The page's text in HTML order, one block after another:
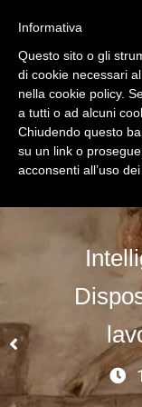
NEWS
NORMATIVA
SCHEMI
QUESITI
FORMAZIONE
Il
Il budget del
Le politiche
Le attività
rapporto di
NEWS
NORMATIVA
SCHEMI
QUESITI
FORMAZIONE
Il
Il budget del
Le politiche
Le attività
rapporto di
Informativa
Questo sito o gli
di cookie necessari
nella cookie policy.
a tutti o ad alcuni
Chiudendo questo
su un link o
acconsenti all’uso dei